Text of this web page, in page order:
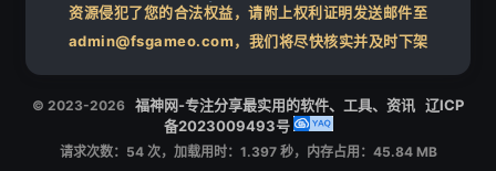
资源侵犯了您的合法权益，请附上权利证明发送邮件至
admin@fsgameo.com，我们将尽快核实并及时下架
© 2023-2026 福神网-专注分享最实用的软件、工具、资讯 辽ICP
备2023009493号
请求次数：54 次，加载用时：1.397 秒，内存占用：45.84 MB